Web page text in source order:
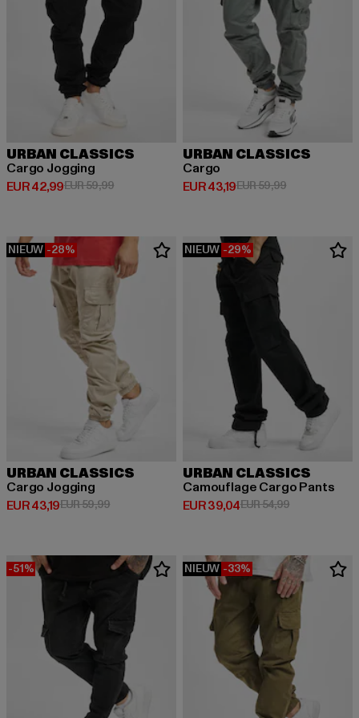
URBAN CLASSICS
Cargo Jogging
EUR 42,99
Huidige prijs: EUR 42,99
EUR 59,99Actieprijs: EUR 59,99
URBAN CLASSICS
Cargo
EUR 43,19
Huidige prijs: EUR 43,19
EUR 59,99Actieprijs:
NIEUW -28%
URBAN CLASSICS
Cargo Jogging
EUR 43,19
Huidige prijs: EUR 43,19
EUR 59,99Actieprijs: EUR 59,99
NIEUW -29%
URBAN CLASSICS
Camouflage Cargo Pants
EUR 39,04
Huidige prijs: EUR 39,04
EUR 54,99Actieprijs:
-51% NIEUW -33%